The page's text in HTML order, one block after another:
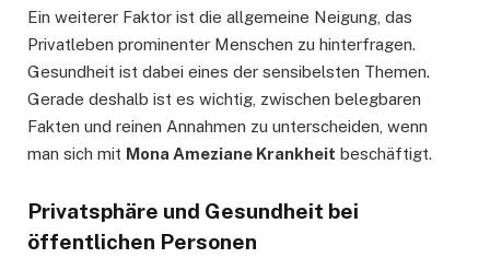
Ein weiterer Faktor ist die allgemeine Neigung, das
Privatleben prominenter Menschen zu hinterfragen.
Gesundheit ist dabei eines der sensibelsten Themen.
Gerade deshalb ist es wichtig, zwischen belegbaren
Fakten und reinen Annahmen zu unterscheiden, wenn
man sich mit Mona Ameziane Krankheit beschäftigt.
Privatsphäre und Gesundheit bei
öffentlichen Personen